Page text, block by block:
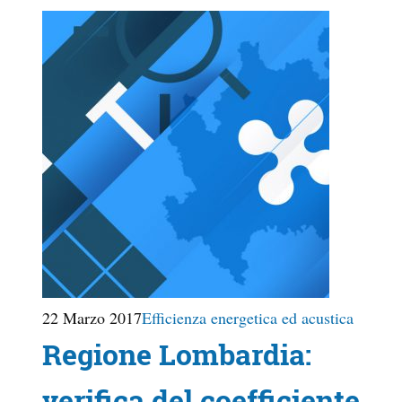
22 Marzo 2017Efficienza energetica ed acustica
Regione Lombardia: